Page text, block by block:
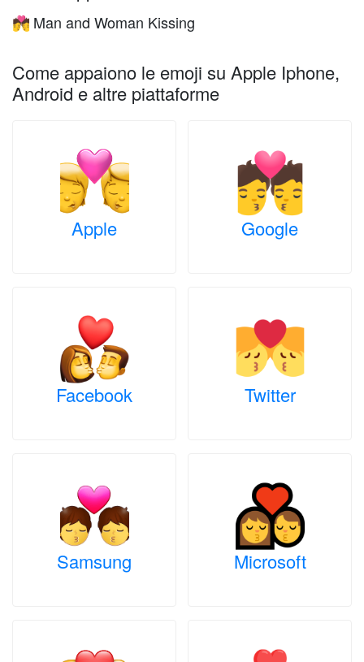
💏 Man and Woman Kissing
Come appaiono le emoji su Apple Iphone,
Android e altre piattaforme
Apple Google
Facebook Twitter
Samsung Microsoft